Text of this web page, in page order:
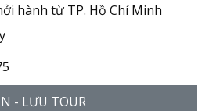
hành từ TP. Hồ Chí Minh
- LƯU TOUR